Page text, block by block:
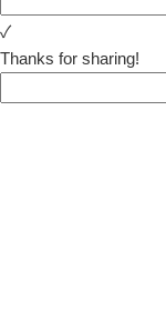
✓
Thanks for sharing!